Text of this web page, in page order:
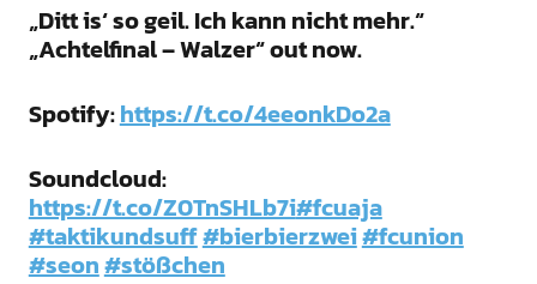
„Ditt is‘ so geil. Ich kann nicht mehr.“
„Achtelfinal – Walzer“ out now.
Spotify:https://t.co/4eeonkDo2a
Soundcloud:
https://t.co/Z0TnSHLb7i#fcuaja
#taktikundsuff#bierbierzwei#fcunion
#seon#stößchen